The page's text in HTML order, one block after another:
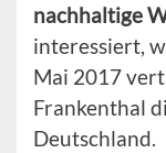
nachhaltige
interessiert,
Mai 2017
Frankenthal
Deutschland.